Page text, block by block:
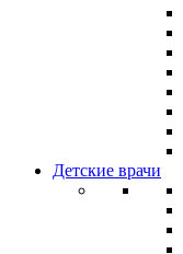
Детские врачи